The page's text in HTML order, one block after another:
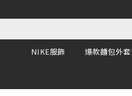
NIKE服飾 爆款麵包外